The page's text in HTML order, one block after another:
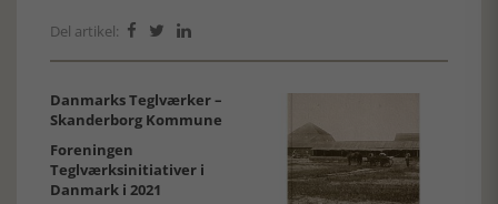
Del artikel:   
Danmarks Teglværker –
Skanderborg Kommune
Foreningen
Teglværksinitiativer i
Danmark i 2021